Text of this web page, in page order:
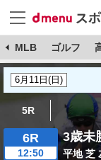
MLB ゴルフ
5R
6R
12:50
3歳未
平地 芝